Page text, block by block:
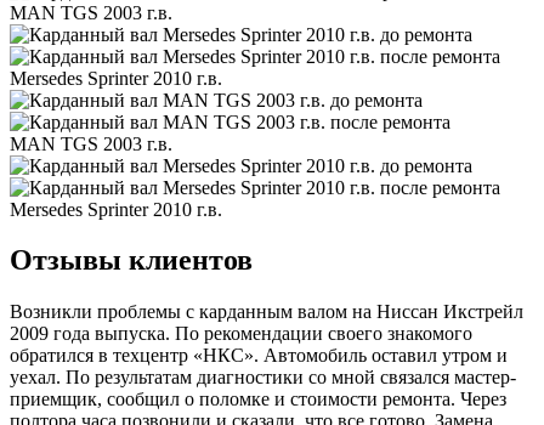
MAN TGS 2003 г.в.
Mersedes Sprinter 2010 г.в.
MAN TGS 2003 г.в.
Mersedes Sprinter 2010 г.в.
Отзывы клиентов
Возникли проблемы с карданным валом на Ниссан Икстрейл
2009 года выпуска. По рекомендации своего знакомого
обратился в техцентр «НКС». Автомобиль оставил утром и
уехал. По результатам диагностики со мной связался мастер-
приемщик, сообщил о поломке и стоимости ремонта. Через